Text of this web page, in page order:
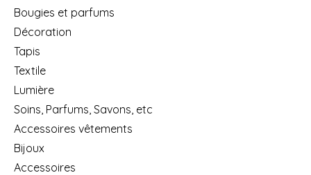
Bougies et parfums
Décoration
Tapis
Textile
Lumière
Soins, Parfums, Savons, etc
Accessoires vêtements
Bijoux
Accessoires